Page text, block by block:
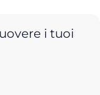
i tuoi